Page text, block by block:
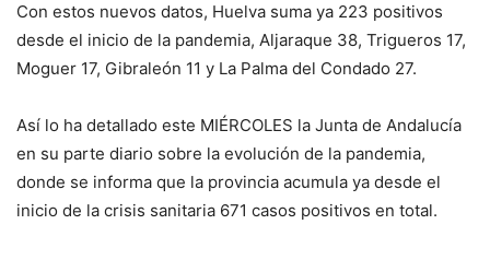
Con estos nuevos datos, Huelva suma ya 223 positivos
desde el inicio de la pandemia, Aljaraque 38, Trigueros 17,
Moguer 17, Gibraleón 11 y La Palma del Condado 27.
Así lo ha detallado este MIÉRCOLES la Junta de Andalucía
en su parte diario sobre la evolución de la pandemia,
donde se informa que la provincia acumula ya desde el
inicio de la crisis sanitaria 671 casos positivos en total.